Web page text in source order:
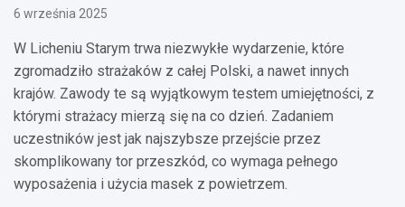
6 września 2025
W Licheniu Starym trwa niezwykłe wydarzenie, które
zgromadziło strażaków z całej Polski, a nawet innych
krajów. Zawody te są wyjątkowym testem umiejętności, z
którymi strażacy mierzą się na co dzień. Zadaniem
uczestników jest jak najszybsze przejście przez
skomplikowany tor przeszkód, co wymaga pełnego
wyposażenia i użycia masek z powietrzem.